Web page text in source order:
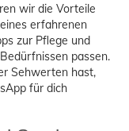
wir die Vorteile
erfahrenen
zur Pflege und
passen.
Sehwerten hast,
für dich